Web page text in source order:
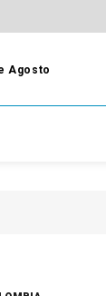
Agosto